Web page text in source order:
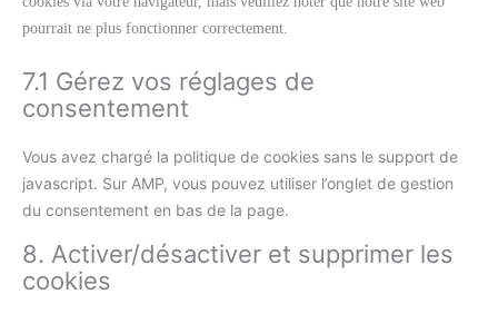
pourrait ne plus fonctionner correctement.
7.1 Gérez vos réglages de
consentement
Vous avez chargé la politique de cookies sans le support de
javascript. Sur AMP, vous pouvez utiliser l’onglet de gestion
du consentement en bas de la page.
8. Activer/désactiver et supprimer les
cookies